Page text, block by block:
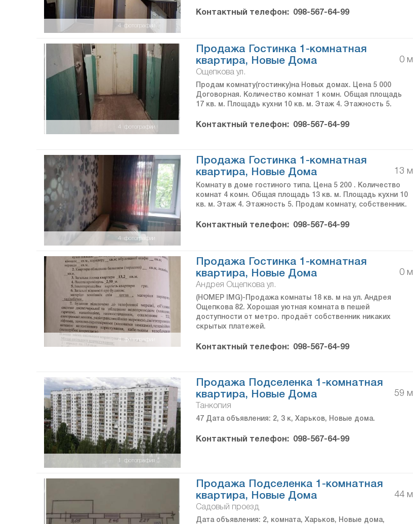
фотографии
4
Контактный телефон: 098-567-64-99
фотографии
4
Продажа Гостинка 1-комнатная
квартира, Новые Дома
0 м
Ощепкова ул.
Продам комнату(гостинку)на Новых домах. Цена 5 000
Договорная. Количество комнат 1 комн. Общая площадь
17 кв. м. Площадь кухни 10 кв. м. Этаж 4. Этажность 5.
Контактный телефон: 098-567-64-99
фотографии
4
Продажа Гостинка 1-комнатная
квартира, Новые Дома
13 м
Комнату в доме гостиного типа. Цена 5 200 . Количество
комнат 4 комн. Общая площадь 13 кв. м. Площадь кухни 10
кв. м. Этаж 4. Этажность 5. Продам комнату, собственник.
Контактный телефон: 098-567-64-99
фотографии
4
Продажа Гостинка 1-комнатная
квартира, Новые Дома
0 м
Андрея Ощепкова ул.
(НОМЕР IMG)-Продажа комнаты 18 кв. м на ул. Андрея
Ощепкова 82. Хорошая уютная комната в пешей
доступности от метро. продаёт собственник никаких
скрытых платежей.
Контактный телефон: 098-567-64-99
фотография
1
Продажа Подселенка 1-комнатная
квартира, Новые Дома
59 м
Танкопия
47 Дата объявления: 2, 3 к, Харьков, Новые дома.
Контактный телефон: 098-567-64-99
Продажа Подселенка 1-комнатная
квартира, Новые Дома
44 м
Садовый проезд
Дата объявления: 2, комната, Харьков, Новые дома,